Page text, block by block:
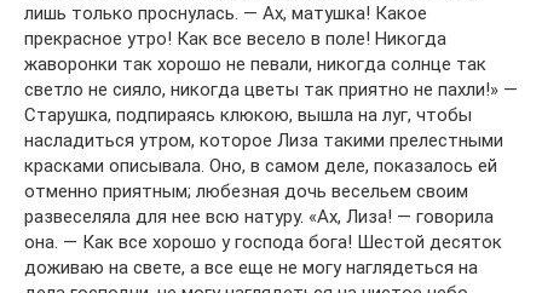
лишь только проснулась. — Ах, матушка! Какое
прекрасное утро! Как все весело в поле! Никогда
жаворонки так хорошо не певали, никогда солнце так
светло не сияло, никогда цветы так приятно не пахли!» —
Старушка, подпираясь клюкою, вышла на луг, чтобы
насладиться утром, которое Лиза такими прелестными
красками описывала. Оно, в самом деле, показалось ей
отменно приятным; любезная дочь весельем своим
развеселяла для нее всю натуру. «Ах, Лиза! — говорила
она. — Как все хорошо у господа бога! Шестой десяток
доживаю на свете, а все еще не могу наглядеться на